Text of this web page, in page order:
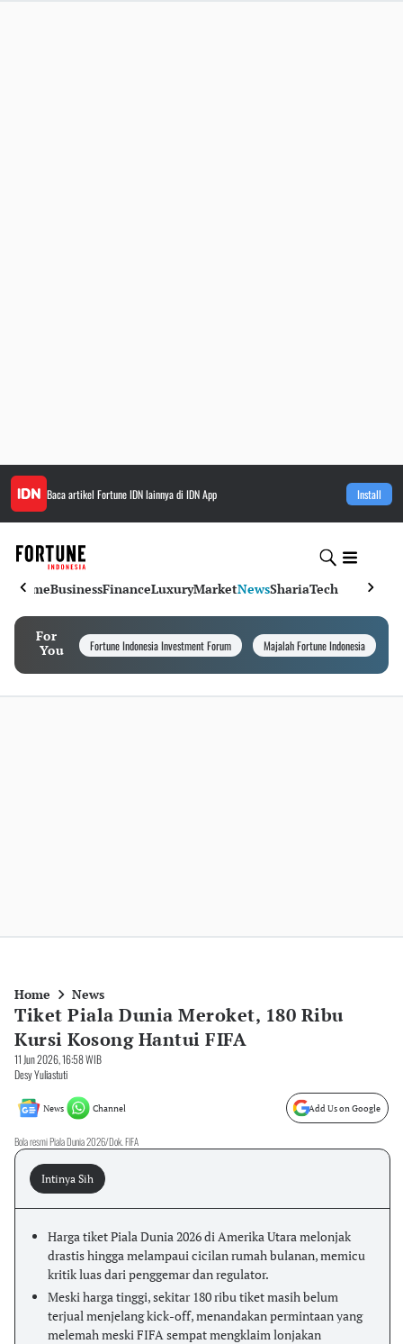
Baca artikel Fortune IDNlainnya di IDN App Install
HomeBusinessFinanceLuxuryMarketNewsShariaTech
For
You
Fortune Indonesia Investment Forum Majalah Fortune Indonesia
Home News
Tiket Piala Dunia Meroket, 180 Ribu
Kursi Kosong Hantui FIFA
11 Jun 2026, 16:58 WIB
Desy Yuliastuti
News Channel Add Us on Google
Bola resmi Piala Dunia 2026/Dok. FIFA
Intinya Sih
Harga tiket Piala Dunia 2026 di Amerika Utara melonjak
drastis hingga melampaui cicilan rumah bulanan, memicu
kritik luas dari penggemar dan regulator.
Meski harga tinggi, sekitar 180 ribu tiket masih belum
terjual menjelang kick-off, menandakan permintaan yang
melemah meski FIFA sempat mengklaim lonjakan